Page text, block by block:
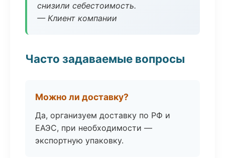
снизили себестоимость.
— Клиент компании
Часто задаваемые вопросы
Можно ли доставку?
Да, организуем доставку по РФ и
ЕАЭС, при необходимости —
экспортную упаковку.